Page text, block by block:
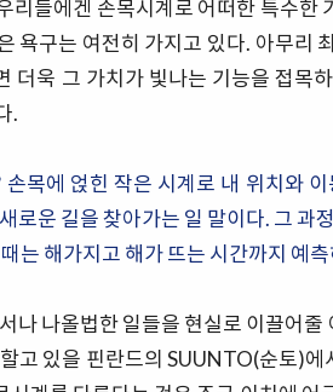
리들에겐 손목시계로 어떠한 특수한
욕구는 여전히 가지고 있다. 아무리
더욱 그 가치가 빛나는 기능을 접목
.
목에 얹힌 작은 시계로 내 위치와
로운 길을 찾아가는 일 말이다. 그 과
는 해가지고 해가 뜨는 시간까지 예
나 나올법한 일들을 현실로 이끌어
고 있을 핀란드의 SUUNTO(순토)에